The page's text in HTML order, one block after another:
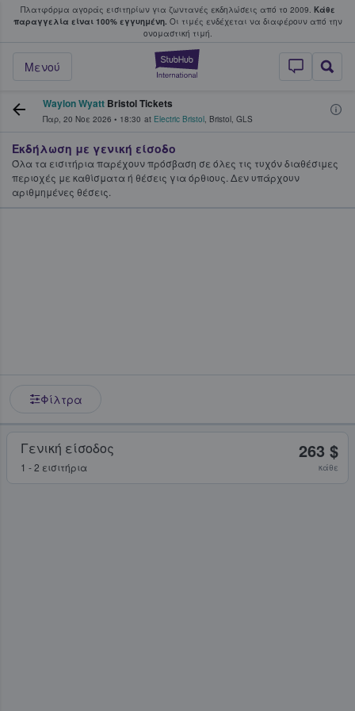
Πλατφόρμα αγοράς εισιτηρίων για ζωντανές εκδηλώσεις από το 2009. Κάθε
παραγγελία είναι 100% εγγυημένη. Οι τιμές ενδέχεται να διαφέρουν από την
oνομαστική τιμή.
StubHub - Όπου
Μενού
φαν αγοράζουν και πουλούν
Waylon Wyatt Bristol Tickets
Παρ, 20 Νοε 2026 • 18:30 at Electric Bristol, Bristol, GLS
Εκδήλωση με γενική είσοδο
Όλα τα εισιτήρια παρέχουν πρόσβαση σε όλες τις τυχόν διαθέσιμες
περιοχές με καθίσματα ή θέσεις για όρθιους. Δεν υπάρχουν
αριθμημένες θέσεις.
Φίλτρα
Γενική είσοδος
1 - 2 εισιτήρια
263 $
κάθε